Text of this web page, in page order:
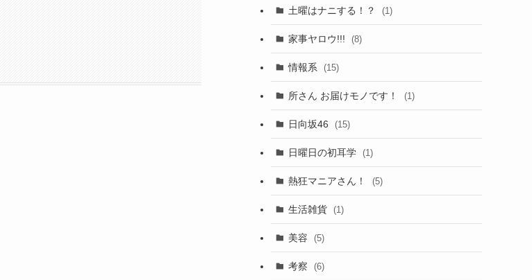
土曜はナニする！？ (1)
家事ヤロウ!!! (8)
情報系 (15)
所さん お届けモノです！ (1)
日向坂46 (15)
日曜日の初耳学 (1)
熱狂マニアさん！ (5)
生活雑貨 (1)
美容 (5)
考察 (6)